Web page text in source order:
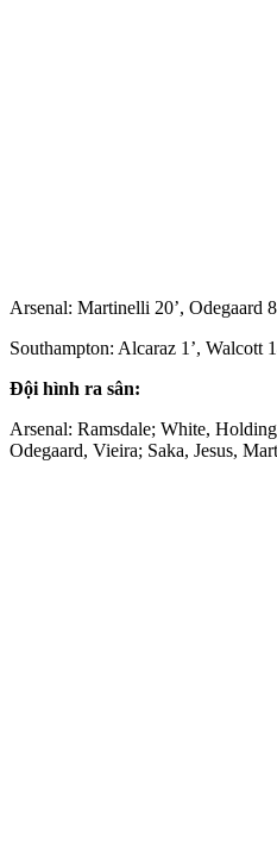
Arsenal: Martinelli 20’, Odegaard
Southampton: Alcaraz 1’, Walcott
Đội hình ra sân:
Arsenal: Ramsdale; White,
Odegaard, Vieira; Saka, Jesus,